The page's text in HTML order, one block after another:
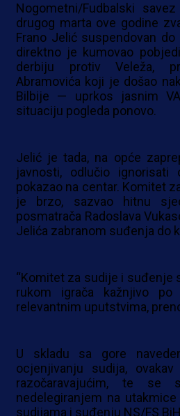
Nogometni/Fudbalski
drugog marta ove godine
Frano Jelić suspendovan
direktno je kumovao
derbiju protiv Veleža,
Abramovića koji je došao
Bilbije — uprkos jasnim
situaciju pogleda ponovo.
Jelić je tada, na opće
javnosti, odlučio ignorisati
pokazao na centar. Komitet
je brzo, sazvao hitnu
posmatrača Radoslava
Jelića zabranom suđenja do
“Komitet za sudije i suđenje
rukom igrača kažnjivo
relevantnim uputstvima,
U skladu sa gore
ocjenjivanju sudija,
razočaravajućim, te se
nedelegiranjem na
sudijama i suđenju NS/FS